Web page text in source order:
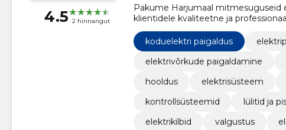
4.5 2 hinnangut
Pakume Harjumaal mitmesuguseid
klientidele kvaliteetne ja
paigaldamisel kui ka hooldamisel.
koduelektri paigaldus
elektrivõrkude paigaldamine
hooldus
elektrisüsteem
kontrollsüsteemid
lülitid ja
elektrikilbid
valgustus